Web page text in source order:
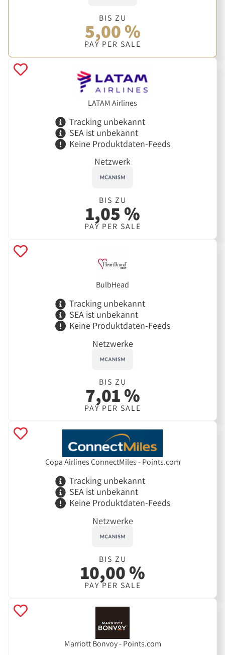
BIS ZU
5,00 %
PAY PER SALE
LATAM Airlines
Tracking unbekannt
SEA ist unbekannt
Keine Produktdaten-Feeds
Netzwerk
BIS ZU
1,05 %
PAY PER SALE
BulbHead
Tracking unbekannt
SEA ist unbekannt
Keine Produktdaten-Feeds
Netzwerke
BIS ZU
7,01 %
PAY PER SALE
Copa Airlines ConnectMiles - Points.com
Tracking unbekannt
SEA ist unbekannt
Keine Produktdaten-Feeds
Netzwerke
BIS ZU
10,00 %
PAY PER SALE
Marriott Bonvoy - Points.com